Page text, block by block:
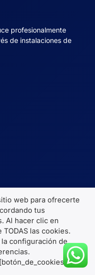
profesionalmente
de instalaciones de
web para ofrecerte
tus
Al hacer clic en
las cookies.
configuración de